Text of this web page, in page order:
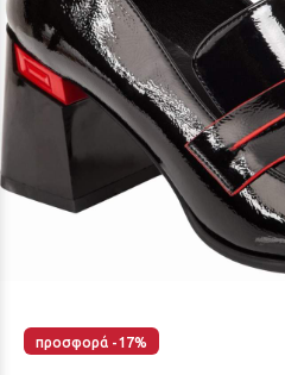
προσφορά -17%